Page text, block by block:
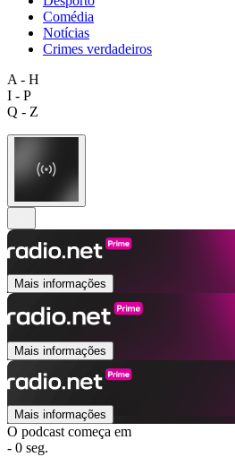
Comédia
Notícias
Crimes verdadeiros
A - H
I - P
Q - Z
Mais informações
Mais informações
Mais informações
O podcast começa em
- 0 seg.